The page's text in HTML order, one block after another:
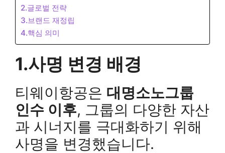
2.글로벌 전략
3.브랜드 재정립
4.핵심 의미
1.사명 변경 배경
티웨이항공은 대명소노그룹
인수 이후, 그룹의 다양한 자산
과 시너지를 극대화하기 위해
사명을 변경했습니다.